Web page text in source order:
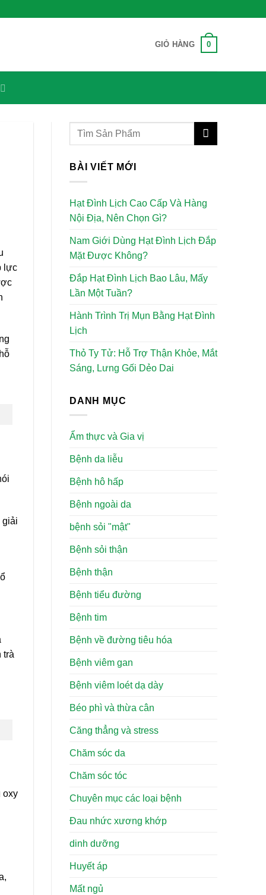
GIỎ HÀNG 0
lực
giải
trà
oxy
BÀI VIẾT MỚI
Hạt Đình Lịch Cao Cấp Và Hàng
Nội Địa, Nên Chọn Gì?
Nam Giới Dùng Hạt Đình Lịch Đắp
Mặt Được Không?
Đắp Hạt Đình Lịch Bao Lâu, Mấy
Lần Một Tuần?
Hành Trình Trị Mụn Bằng Hạt Đình
Lịch
Thỏ Ty Tử: Hỗ Trợ Thận Khỏe, Mắt
Sáng, Lưng Gối Dẻo Dai
DANH MỤC
Ẩm thực và Gia vị
Bệnh da liễu
Bệnh hô hấp
Bệnh ngoài da
bệnh sỏi "mật"
Bệnh sỏi thận
Bệnh thận
Bệnh tiểu đường
Bệnh tim
Bệnh về đường tiêu hóa
Bệnh viêm gan
Bệnh viêm loét dạ dày
Béo phì và thừa cân
Căng thẳng và stress
Chăm sóc da
Chăm sóc tóc
Chuyên mục các loại bệnh
Đau nhức xương khớp
dinh dưỡng
Huyết áp
Mất ngủ